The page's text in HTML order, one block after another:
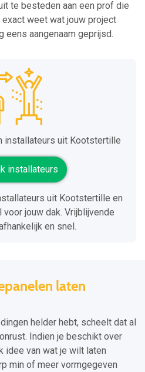
te besteden aan een prof die
weet wat jouw project
eens aangenaam geprijsd.
installateurs uit Kootstertille
installateurs
uit Kootstertille en
jouw dak. Vrijblijvende
en snel.
laten
helder hebt, scheelt dat al
Indien je beschikt over
idee van wat je wilt laten
min of meer vormgegeven